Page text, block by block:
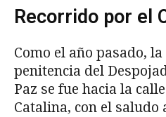
Recorrido por el
Como el año pasado,
penitencia del
Paz se fue hacia la
Catalina, con el saludo